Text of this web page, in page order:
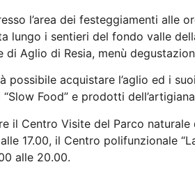
l’area dei festeggiamenti alle
lungo i sentieri del fondo valle
Aglio di Resia, menù
possibile acquistare l’aglio ed i
Food” e prodotti
il Centro Visite del Parco
17.00, il Centro polifunzionale
alle 20.00.